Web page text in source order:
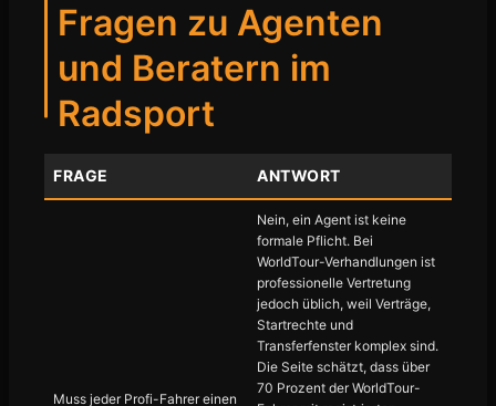
Fragen zu Agenten
und Beratern im
Radsport
FRAGE ANTWORT
Muss jeder Profi-Fahrer einen
Nein, ein Agent ist keine
formale Pflicht. Bei
WorldTour-Verhandlungen ist
professionelle Vertretung
jedoch üblich, weil Verträge,
Startrechte und
Transferfenster komplex sind.
Die Seite schätzt, dass über
70 Prozent der WorldTour-